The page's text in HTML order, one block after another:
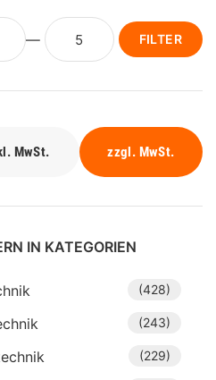
FILTER
MwSt. zzgl. MwSt.
IN KATEGORIEN
(428)
(243)
(229)